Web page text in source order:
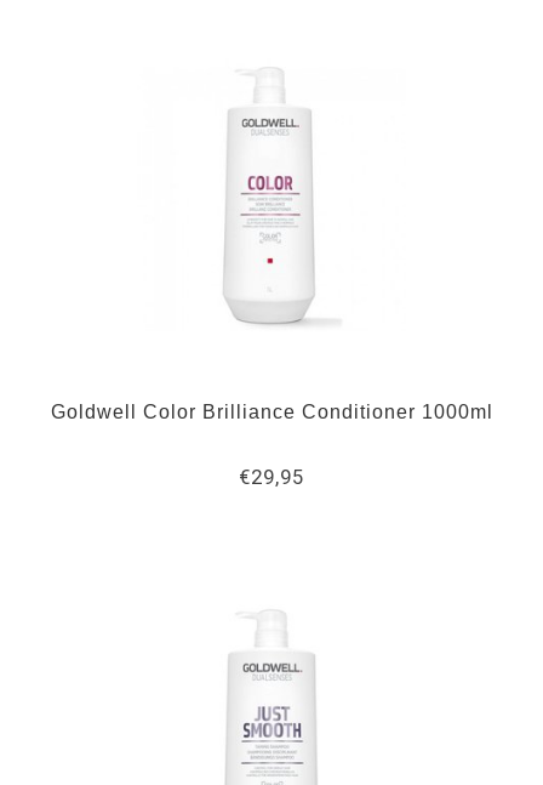
Goldwell Color Brilliance Conditioner 1000ml
€29,95